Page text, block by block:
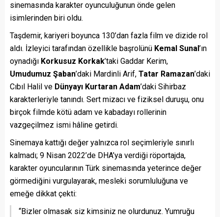
sinemasında karakter oyunculuğunun önde gelen
isimlerinden biri oldu.
Taşdemir, kariyeri boyunca 130’dan fazla film ve dizide rol
aldı. İzleyici tarafından özellikle başrolünü Kemal Sunal’ın
oynadığı Korkusuz Korkak’taki Gaddar Kerim,
Umudumuz Şaban’daki Mardinli Arif, Tatar Ramazan’daki
Cıbıl Halil ve Dünyayı Kurtaran Adam’daki Sihirbaz
karakterleriyle tanındı. Sert mizacı ve fiziksel duruşu, onu
birçok filmde kötü adam ve kabadayı rollerinin
vazgeçilmez ismi hâline getirdi.
Sinemaya kattığı değer yalnızca rol seçimleriyle sınırlı
kalmadı; 9 Nisan 2022’de DHA’ya verdiği röportajda,
karakter oyuncularının Türk sinemasında yeterince değer
görmediğini vurgulayarak, mesleki sorumluluğuna ve
emeğe dikkat çekti:
“Bizler olmasak siz kimsiniz ne olurdunuz. Yumruğu